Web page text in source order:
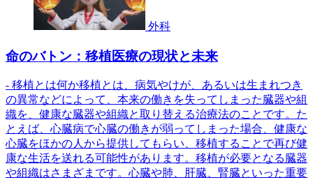
外科
命のバトン：移植医療の現状と未来
- 移植とは何か移植とは、病気やけが、あるいは生まれつき
の異常などによって、本来の働きを失ってしまった臓器や組
織を、健康な臓器や組織と取り替える治療法のことです。た
とえば、心臓病で心臓の働きが弱ってしまった場合、健康な
心臓をほかの人から提供してもらい、移植することで再び健
康な生活を送れる可能性があります。移植が必要となる臓器
や組織はさまざまです。心臓や肺、肝臓、腎臓といった重要